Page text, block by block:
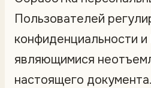
Пользователей
конфиденциальности
являющимися
настоящего документа.